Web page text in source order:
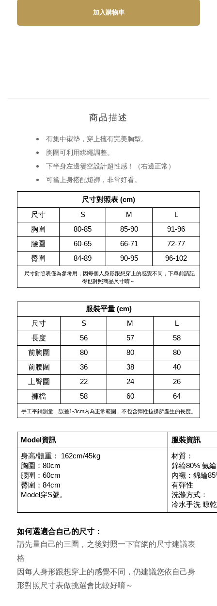
加入購物車
商品描述
有集中襯墊，穿上擁有完美胸型。
胸圍可利用綁繩調整。
下半身左邊簍空設計超性感！（右邊正常）
可當上身搭配短褲，非常好看。
尺寸對照表 (cm)
尺寸
S M
L
胸圍
80-85 85-90
91-96
腰圍
60-65 66-71
72-77
臀圍
84-89 90-95 96-102
得也對照商品尺寸唷～
服裝平量 (cm)
尺寸
S M
L
長度
56 57
58
前胸圍
80 80
80
前腰圍
36 38
40
上臀圍
22 24
26
褲檔
58 60 64
手工平鋪測量，誤差1-3cm內為正常範圍，不包含彈性拉撐所產生的長度。
Model資訊 服裝資訊
身高/體重： 162cm/45kg
胸圍：80cm
腰圍：60cm
臀圍：84cm
Model穿S號。
材質：
錦綸80% 氨
內襯：錦綸
有彈性
洗滌方式：
冷水手洗 晾乾
如何選適合自己的尺寸：
請先量自己的三圍，之後對照一下官網的尺寸建議表
格
因每人身形跟想穿上的感覺不同，仍建議您依自己身
形對照尺寸表做挑選會比較好唷～